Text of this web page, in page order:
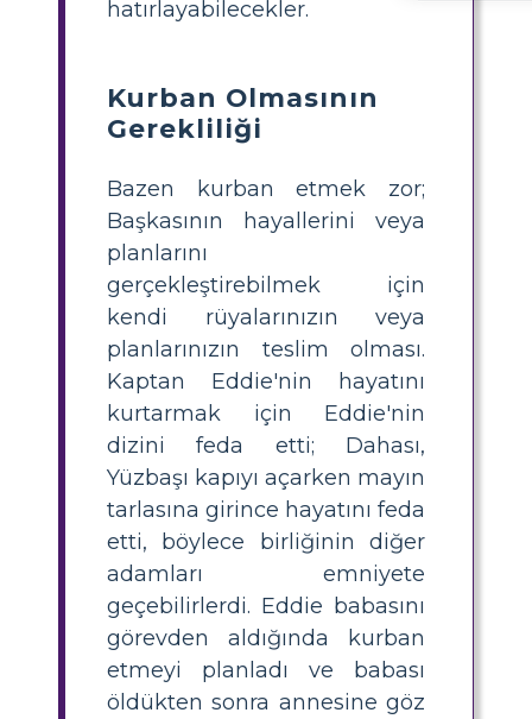
hatırlayabilecekler.
Kurban Olmasının
Gerekliliği
Bazen kurban etmek zor;
Başkasının hayallerini veya
planlarını
gerçekleştirebilmek için
kendi rüyalarınızın veya
planlarınızın teslim olması.
Kaptan Eddie'nin hayatını
kurtarmak için Eddie'nin
dizini feda etti; Dahası,
Yüzbaşı kapıyı açarken mayın
tarlasına girince hayatını feda
etti, böylece birliğinin diğer
adamları emniyete
geçebilirlerdi. Eddie babasını
görevden aldığında kurban
etmeyi planladı ve babası
öldükten sonra annesine göz